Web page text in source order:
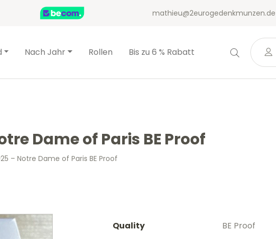
mathieu@2eurogedenkmunzen.de
Nach Jahr Rollen Bis zu 6 % Rabatt
Dame of Paris BE Proof
– Notre Dame of Paris BE Proof
Quality BE Proof